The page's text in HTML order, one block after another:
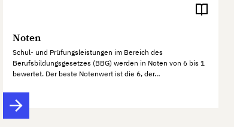
Noten
Schul- und Prüfungsleistungen im Bereich des
Berufsbildungsgesetzes (BBG) werden in Noten von 6 bis 1
bewertet. Der beste Notenwert ist die 6, der…